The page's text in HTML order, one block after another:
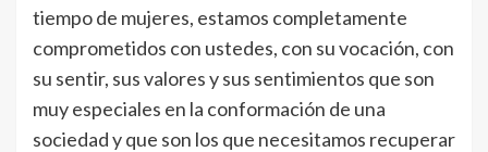
tiempo de mujeres, estamos completamente
comprometidos con ustedes, con su vocación, con
su sentir, sus valores y sus sentimientos que son
muy especiales en la conformación de una
sociedad y que son los que necesitamos recuperar